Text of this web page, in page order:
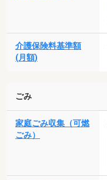
介護保険料基準額
(月額)
ごみ
家庭ごみ収集（可燃
ごみ）